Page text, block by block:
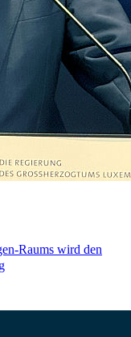
Raums wird den